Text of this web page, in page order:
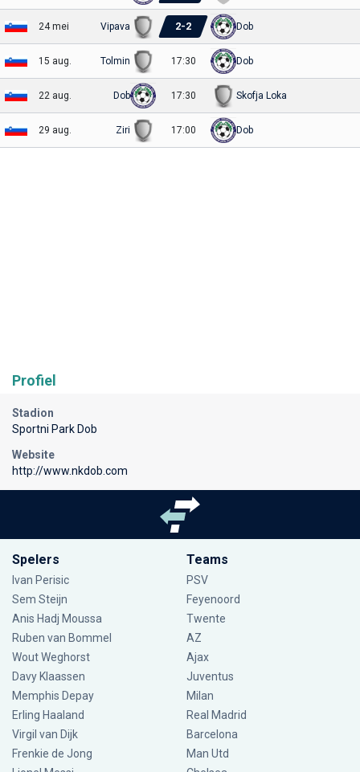
24 mei Vipava 2-2 Dob
15 aug. Tolmin 17:30 Dob
22 aug. Dob 17:30 Skofja Loka
29 aug. Ziri 17:00 Dob
Profiel
Stadion
Sportni Park Dob
Website
http://www.nkdob.com
Spelers
Ivan Perisic
Sem Steijn
Anis Hadj Moussa
Ruben van Bommel
Wout Weghorst
Davy Klaassen
Memphis Depay
Erling Haaland
Virgil van Dijk
Frenkie de Jong
Teams
PSV
Feyenoord
Twente
AZ
Ajax
Juventus
Milan
Real Madrid
Barcelona
Man Utd